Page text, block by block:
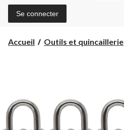
Se connecter
Accueil Outils et quincaillerie